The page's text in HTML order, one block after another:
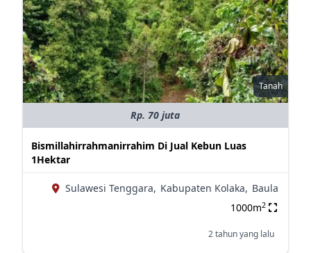
Tanah
Rp. 70 juta
Bismillahirrahmanirrahim Di Jual Kebun Luas
1Hektar
Sulawesi Tenggara, Kabupaten Kolaka, Baula
1000m2
2 tahun yang lalu